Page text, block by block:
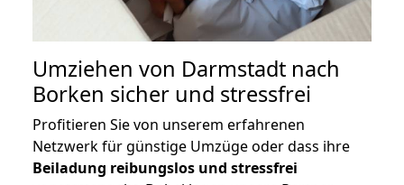
Umziehen von Darmstadt nach
Borken sicher und stressfrei
Profitieren Sie von unserem erfahrenen
Netzwerk für günstige Umzüge oder dass ihre
Beiladung reibungslos und stressfrei